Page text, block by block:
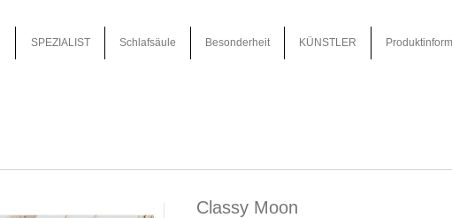
SPEZIALIST Schlafsäule Besonderheit KÜNSTLER
Classy Moon